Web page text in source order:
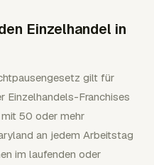
Einzelhandel in
gilt für
Einzelhandels-Franchises
50 oder mehr
an jedem Arbeitstag
im laufenden oder